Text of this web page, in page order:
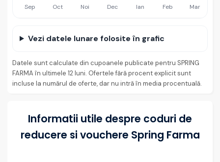
Sep Oct Noi Dec Ian Feb Mar
Vezi datele lunare folosite în grafic
Datele sunt calculate din cupoanele publicate pentru SPRING
FARMA în ultimele 12 luni. Ofertele fără procent explicit sunt
incluse la numărul de oferte, dar nu intră în media procentuală.
Informatii utile despre coduri de
reducere si vouchere Spring Farma